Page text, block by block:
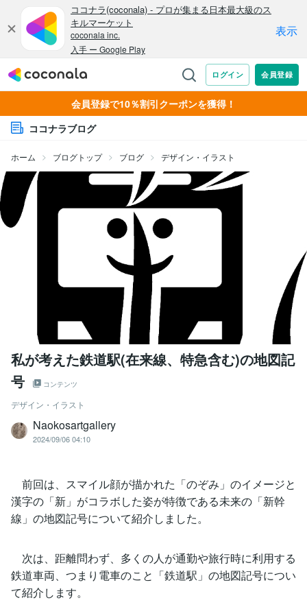
会員登録で10％割引クーポンを獲得！
ココナラブログ
ホーム ブログトップ ブログ デザイン・イラスト
私が考えた鉄道駅(在来線、特急含む)の地図記
号
コンテンツ
デザイン・イラスト
Naokosartgallery
2024/09/06 04:10
前回は、スマイル顔が描かれた「のぞみ」のイメージと
漢字の「新」がコラボした姿が特徴である未来の「新幹
線」の地図記号について紹介しました。
次は、距離問わず、多くの人が通勤や旅行時に利用する
鉄道車両、つまり電車のこと「鉄道駅」の地図記号につい
て紹介します。